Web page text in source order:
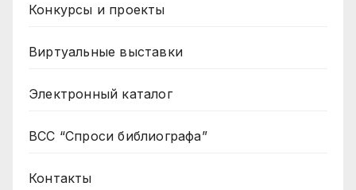
Конкурсы и проекты
Виртуальные выставки
Электронный каталог
ВСС “Спроси библиографа”
Контакты